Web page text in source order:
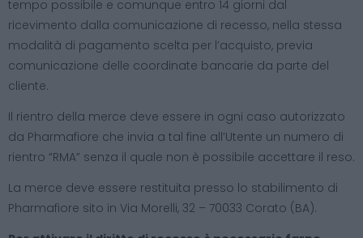
tempo possibile e comunque entro 14 giorni dal
ricevimento dalla comunicazione di recesso, nella stessa
modalità di pagamento scelta per l’acquisto, previa
comunicazione delle coordinate bancarie da parte del
cliente.
Il rientro della merce deve essere in ogni caso autorizzato
da Pharmafiore che invia a tal fine all’Utente un numero di
rientro “RMA” senza il quale non è possibile accettare il reso.
La merce deve essere restituita presso lo stabilimento di
Pharmafiore sito in Via Morelli, 32 – 70033 Corato (BA).